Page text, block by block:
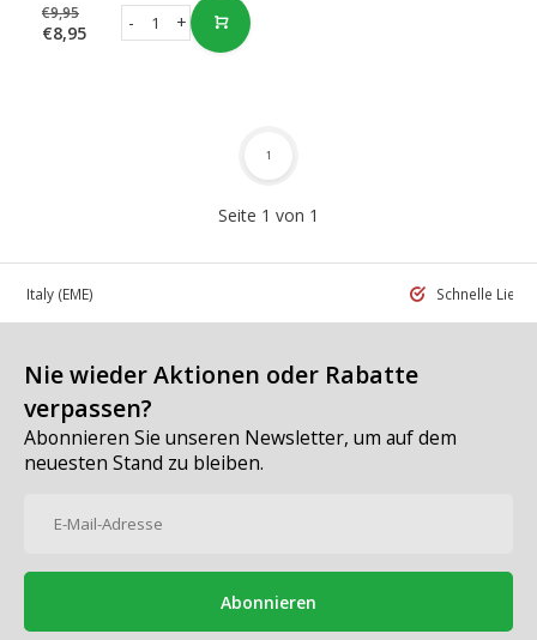
€9,95
€8,95 +
-
Seite 1 von 1
1
in Italy (EME) Schnelle
Nie wieder Aktionen oder Rabatte
verpassen?
Abonnieren Sie unseren Newsletter, um auf dem
neuesten Stand zu bleiben.
Abonnieren